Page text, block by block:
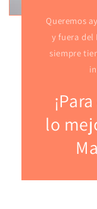
Queremos
y fuera del
siempre
lo